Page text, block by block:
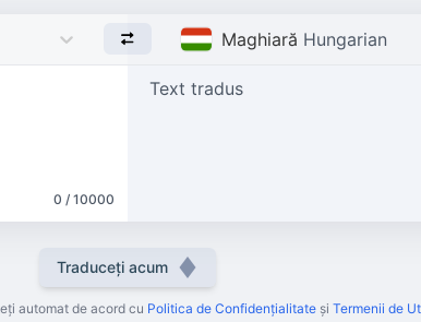
Maghiară Hungarian
0 / 10000
Text tradus
Traduceți acum
automat de acord cu Politica de Confidențialitate și Termenii de